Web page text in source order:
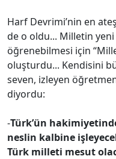
Harf Devrimi’nin en
de o oldu... Milletin
öğrenebilmesi için
oluşturdu... Kendisini
seven, izleyen
diyordu:
-Türk’ün
neslin kalbine
Türk milleti mesut